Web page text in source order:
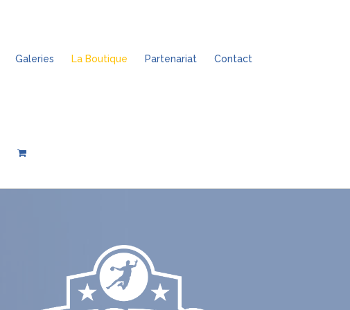
Galeries La Boutique Partenariat Contact